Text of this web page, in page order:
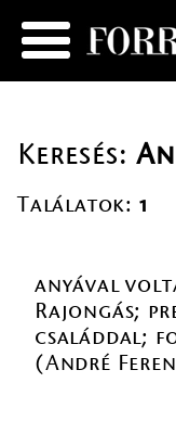
Keresés:
Találatok: 1
anyával
Rajongás;
családdal;
(André